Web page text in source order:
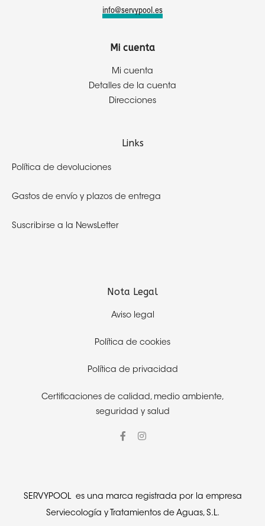
info@servypool.es
Mi cuenta
Mi cuenta
Detalles de la cuenta
Direcciones
Links
Política de devoluciones
Gastos de envío y plazos de entrega
Suscribirse a la NewsLetter
Nota Legal
Aviso legal
Política de cookies
Política de privacidad
Certificaciones de calidad, medio ambiente,
seguridad y salud
SERVYPOOL es una marca registrada por la empresa
Serviecología y Tratamientos de Aguas, S.L.